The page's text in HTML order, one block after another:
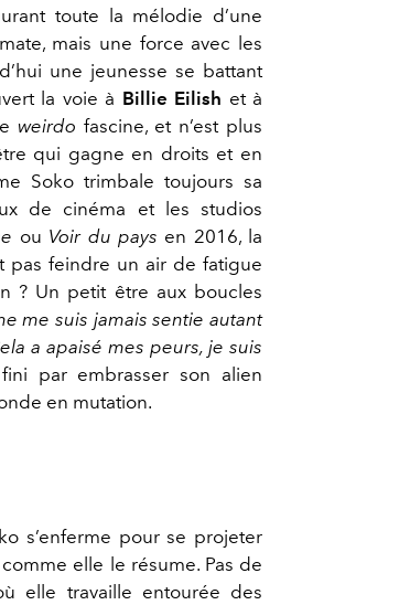
toute la mélodie d’une
mais une force avec les
une jeunesse se battant
la voie à Billie Eilish et à
weirdo fascine, et n’est plus
qui gagne en droits et en
Soko trimbale toujours sa
de cinéma et les studios
ou Voir du pays en 2016, la
pas feindre un air de fatigue
? Un petit être aux boucles
me suis jamais sentie autant
a apaisé mes peurs, je suis
par embrasser son alien
en mutation.
s’enferme pour se projeter
comme elle le résume. Pas de
elle travaille entourée des